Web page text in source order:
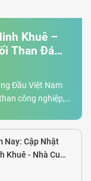
Khuê –
Than Đá
Đầu Việt Nam
công nghiệp,
than đá, than
cho hàng trăm
xi măng lớn
Nay: Cập Nhật
Khuê - Nhà Cung
Năm